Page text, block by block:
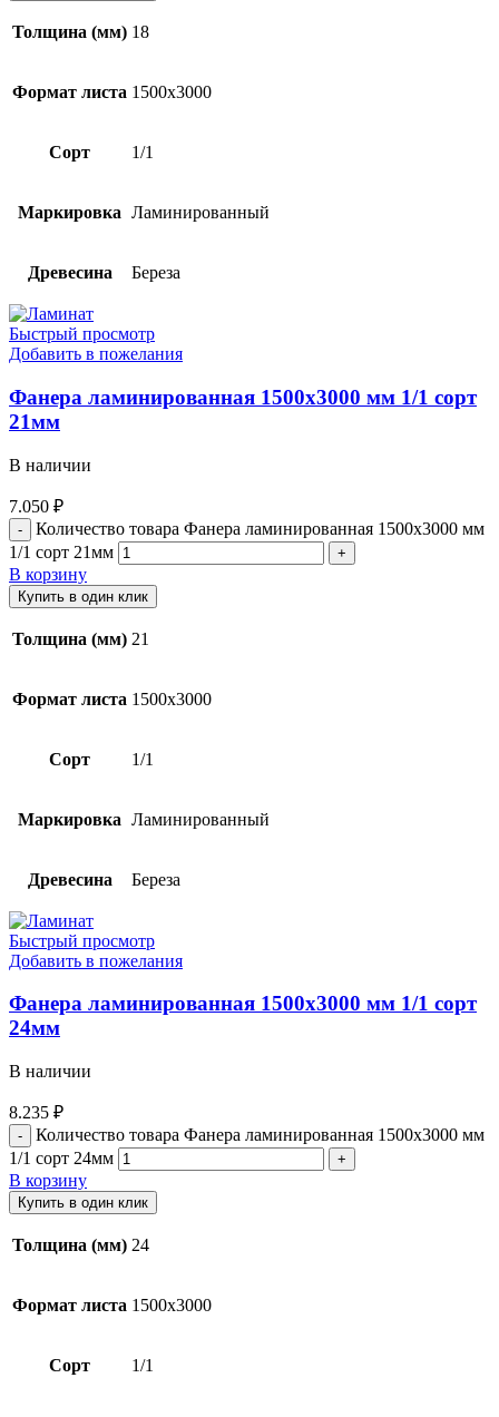
Толщина (мм) 18
Формат листа 1500х3000
Сорт 1/1
Маркировка Ламинированный
Древесина Береза
Быстрый просмотр
Добавить в пожелания
Фанера ламинированная 1500х3000 мм 1/1 сорт
21мм
В наличии
7.050 ₽
Количество товара Фанера ламинированная 1500х3000 мм
1/1 сорт 21мм
В корзину
Купить в один клик
Толщина (мм) 21
Формат листа 1500х3000
Сорт 1/1
Маркировка Ламинированный
Древесина Береза
Быстрый просмотр
Добавить в пожелания
Фанера ламинированная 1500х3000 мм 1/1 сорт
24мм
В наличии
8.235 ₽
Количество товара Фанера ламинированная 1500х3000 мм
1/1 сорт 24мм
В корзину
Купить в один клик
Толщина (мм) 24
Формат листа 1500х3000
Сорт 1/1